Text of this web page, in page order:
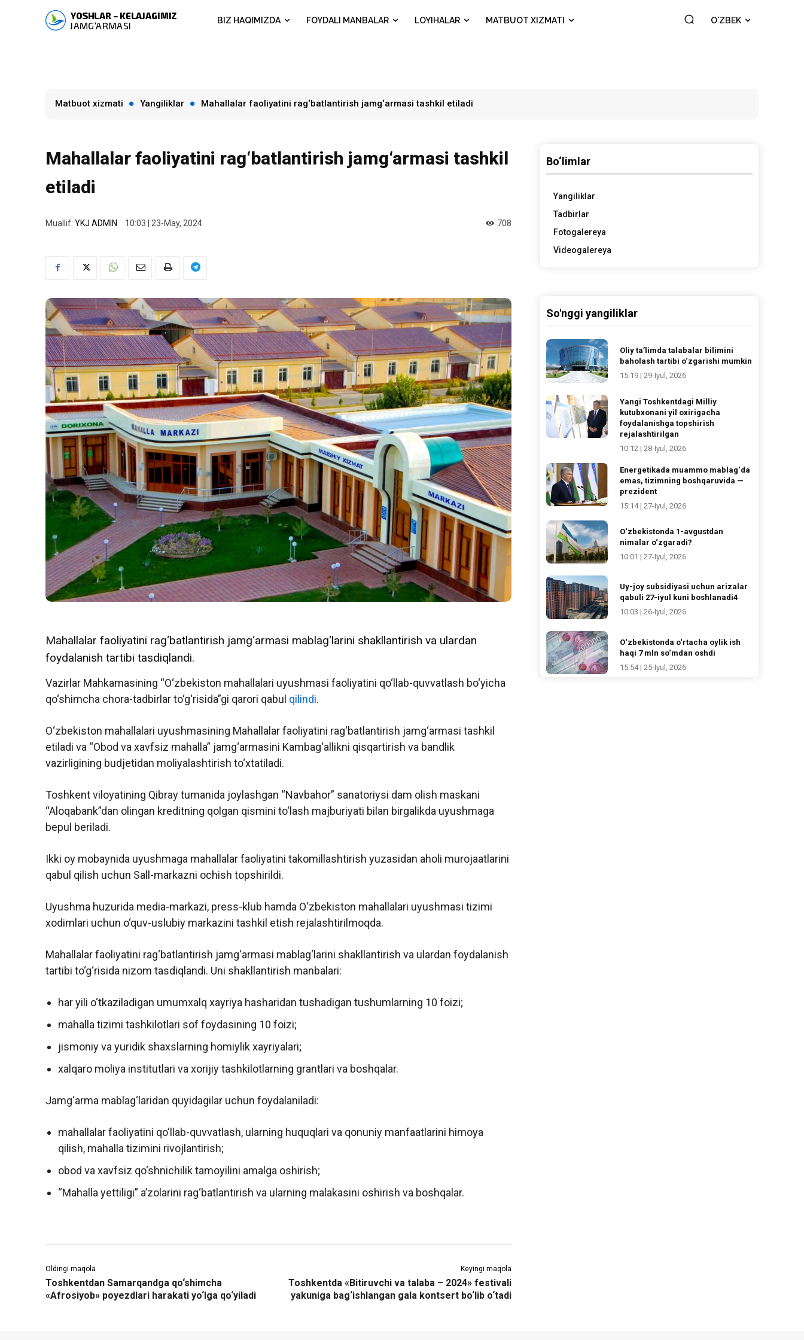
BIZ HAQIMIZDA FOYDALI MANBALAR LOYIHALAR MATBUOT XIZMATI OʻZBEK
Matbuot xizmati Yangiliklar Mahallalar faoliyatini rag‘batlantirish jamg‘armasi tashkil etiladi
Mahallalar faoliyatini rag‘batlantirish jamg‘armasi tashkil
etiladi
Muallif: YKJ ADMIN 10:03 | 23-May, 2024 708
Mahallalar faoliyatini rag‘batlantirish jamg‘armasi mablag‘larini shakllantirish va ulardan
foydalanish tartibi tasdiqlandi.
Vazirlar Mahkamasining “O‘zbekiston mahallalari uyushmasi faoliyatini qo‘llab-quvvatlash bo‘yicha
qo‘shimcha chora-tadbirlar to‘g‘risida”gi qarori qabul qilindi.
O‘zbekiston mahallalari uyushmasining Mahallalar faoliyatini rag‘batlantirish jamg‘armasi tashkil
etiladi va “Obod va xavfsiz mahalla” jamg‘armasini Kambag‘allikni qisqartirish va bandlik
vazirligining budjetidan moliyalashtirish to‘xtatiladi.
Toshkent viloyatining Qibray tumanida joylashgan “Navbahor” sanatoriysi dam olish maskani
“Aloqabank”dan olingan kreditning qolgan qismini to‘lash majburiyati bilan birgalikda uyushmaga
bepul beriladi.
Ikki oy mobaynida uyushmaga mahallalar faoliyatini takomillashtirish yuzasidan aholi murojaatlarini
qabul qilish uchun Sall-markazni ochish topshirildi.
Uyushma huzurida media-markazi, press-klub hamda O‘zbekiston mahallalari uyushmasi tizimi
xodimlari uchun o‘quv-uslubiy markazini tashkil etish rejalashtirilmoqda.
Mahallalar faoliyatini rag‘batlantirish jamg‘armasi mablag‘larini shakllantirish va ulardan foydalanish
tartibi to‘g‘risida nizom tasdiqlandi. Uni shakllantirish manbalari:
har yili o‘tkaziladigan umumxalq xayriya hasharidan tushadigan tushumlarning 10 foizi;
mahalla tizimi tashkilotlari sof foydasining 10 foizi;
jismoniy va yuridik shaxslarning homiylik xayriyalari;
xalqaro moliya institutlari va xorijiy tashkilotlarning grantlari va boshqalar.
Jamg‘arma mablag‘laridan quyidagilar uchun foydalaniladi:
mahallalar faoliyatini qo‘llab-quvvatlash, ularning huquqlari va qonuniy manfaatlarini himoya
qilish, mahalla tizimini rivojlantirish;
obod va xavfsiz qo‘shnichilik tamoyilini amalga oshirish;
“Mahalla yettiligi” a’zolarini rag‘batlantirish va ularning malakasini oshirish va boshqalar.
Oldingi maqola
Toshkentdan Samarqandga qo‘shimcha
«Afrosiyob» poyezdlari harakati yo‘lga qo‘yiladi
Keyingi maqola
Toshkentda «Bitiruvchi va talaba – 2024» festivali
yakuniga bag‘ishlangan gala kontsert bo‘lib o‘tadi
Bo‘limlar
Yangiliklar
Tadbirlar
Fotogalereya
Videogalereya
So'nggi yangiliklar
Oliy ta’limda talabalar bilimini
baholash tartibi o‘zgarishi mumkin
15:19 | 29-Iyul, 2026
Yangi Toshkentdagi Milliy
kutubxonani yil oxirigacha
foydalanishga topshirish
rejalashtirilgan
10:12 | 28-Iyul, 2026
Energetikada muammo mablag‘da
emas, tizimning boshqaruvida —
prezident
15:14 | 27-Iyul, 2026
O‘zbekistonda 1-avgustdan
nimalar o‘zgaradi?
10:01 | 27-Iyul, 2026
Uy-joy subsidiyasi uchun arizalar
qabuli 27-iyul kuni boshlanadi4
10:03 | 26-Iyul, 2026
O‘zbekistonda o‘rtacha oylik ish
haqi 7 mln so‘mdan oshdi
15:54 | 25-Iyul, 2026